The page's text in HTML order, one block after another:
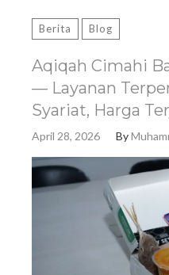
Berita Blog
Aqiqah Cimahi
— Layanan
Syariat, Harga
April 28, 2026 By